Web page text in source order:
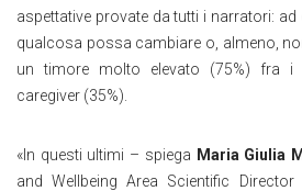
aspettative provate da tutti i narratori:
qualcosa possa cambiare o, almeno,
un timore molto elevato (75%) fra i
caregiver (35%).
«In questi ultimi – spiega Maria Giulia
and Wellbeing Area Scientific Director